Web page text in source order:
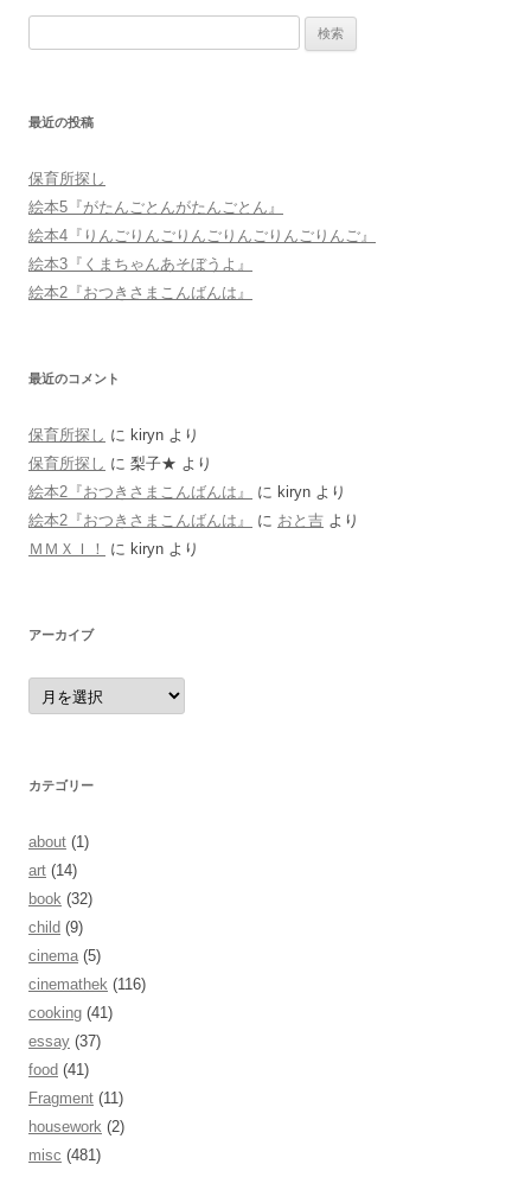
最近の投稿
保育所探し
絵本5『がたんごとんがたんごとん』
絵本4『りんごりんごりんごりんごりんごりんご』
絵本3『くまちゃんあそぼうよ』
絵本2『おつきさまこんばんは』
最近のコメント
保育所探し に kiryn より
保育所探し に 梨子★ より
絵本2『おつきさまこんばんは』
に kiryn より
絵本2『おつきさまこんばんは』
に おと吉 より
ＭＭＸＩ！
に kiryn より
アーカイブ
ア
ー
カ
カテゴリー
about (1)
art (14)
book (32)
child (9)
cinema (5)
cinemathek (116)
cooking (41)
essay (37)
food (41)
Fragment (11)
housework (2)
misc (481)